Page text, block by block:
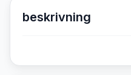
beskrivning